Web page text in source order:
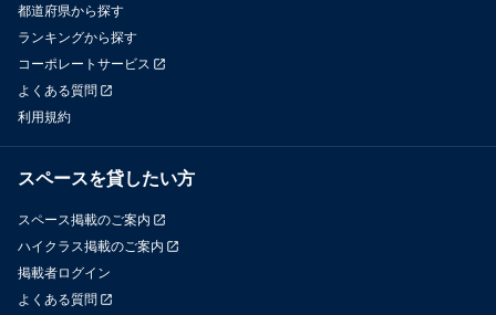
都道府県から探す
ランキングから探す
コーポレートサービス
よくある質問
利用規約
スペースを貸したい方
スペース掲載のご案内
ハイクラス掲載のご案内
掲載者ログイン
よくある質問